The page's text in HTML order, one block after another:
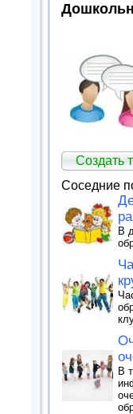
Создать
Соседние
В
В